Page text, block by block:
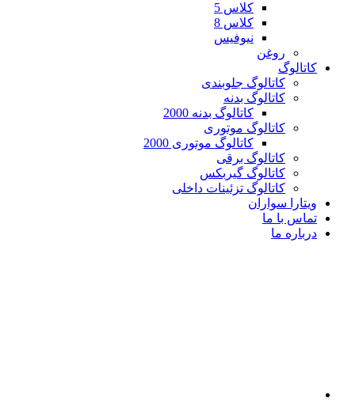
کلاس 5
کلاس 8
نیوفیس
روغن
کاتالوگ
کاتالوگ جلوبندی
کاتالوگ بدنه
کاتالوگ بدنه 2000
کاتالوگ موتوری
کاتالوگ موتوری 2000
کاتالوگ برقی
کاتالوگ گیربکس
کاتالوگ تزئینات داخلی
ویتارا سواران
تماس با ما
درباره ما